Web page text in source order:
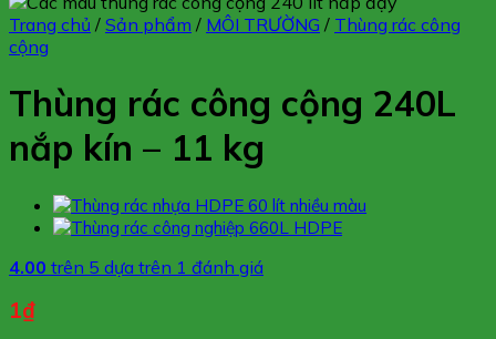
Trang chủ / Sản phẩm / MÔI TRƯỜNG / Thùng rác công
cộng
Thùng rác công cộng 240L
nắp kín – 11 kg
4.00 trên 5 dựa trên 1 đánh giá
1₫